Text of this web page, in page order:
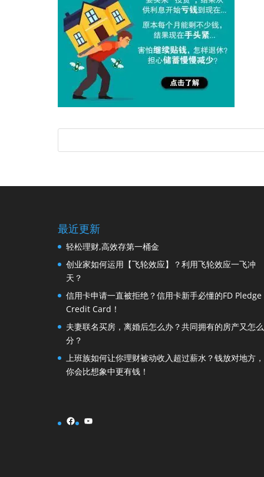
最近更新
轻松理财,高效存第一桶金
创业家如何运用【飞轮效应】？利用飞轮效应一飞冲
天？
信用卡申请一直被拒绝？信用卡新手必懂的FD Pledge
Credit Card！
夫妻联名买房，离婚后怎么办？共同拥有的房产又怎么
分？
上班族如何让你理财被动收入超过薪水？钱放对地方，
你会比想象中更有钱！
FacebookYouTube